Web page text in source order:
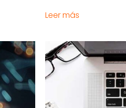
Leer más